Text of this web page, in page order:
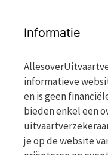
Informatie
informatieve
en is geen
bieden enkel een
je op de website